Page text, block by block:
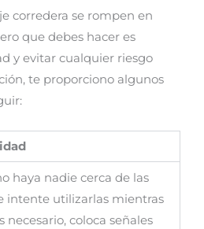
corredera se rompen en
que debes hacer es
y evitar cualquier riesgo
te proporciono algunos
haya nadie cerca de las
intente utilizarlas mientras
necesario, coloca señales